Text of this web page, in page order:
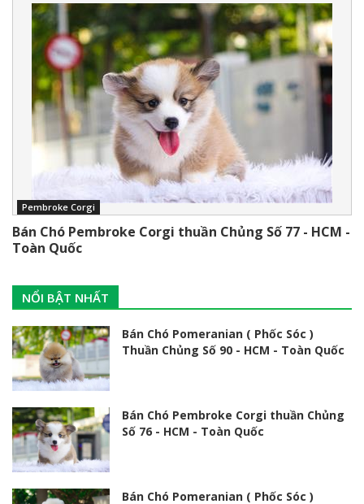
Pembroke Corgi
Bán Chó Pembroke Corgi thuần Chủng Số 77 - HCM -
Toàn Quốc
NỔI BẬT NHẤT
Bán Chó Pomeranian ( Phốc Sóc )
Thuần Chủng Số 90 - HCM - Toàn Quốc
Bán Chó Pembroke Corgi thuần Chủng
Số 76 - HCM - Toàn Quốc
Bán Chó Pomeranian ( Phốc Sóc )